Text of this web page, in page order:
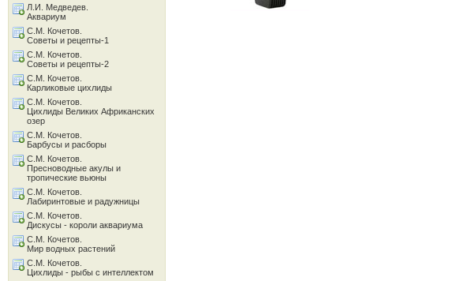
Л.И. Медведев.
Аквариум
С.М. Кочетов.
Советы и рецепты-1
С.М. Кочетов.
Советы и рецепты-2
С.М. Кочетов.
Карликовые цихлиды
С.М. Кочетов.
Цихлиды Великих Африканских
озер
С.М. Кочетов.
Барбусы и расборы
С.М. Кочетов.
Пресноводные акулы и
тропические вьюны
С.М. Кочетов.
Лабиринтовые и радужницы
С.М. Кочетов.
Дискусы - короли аквариума
С.М. Кочетов.
Мир водных растений
С.М. Кочетов.
Цихлиды - рыбы с интеллектом